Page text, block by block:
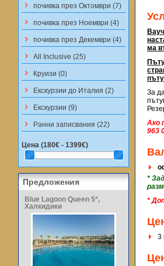
ма
За
Ако
963
*
*
3
keyboard_arrow_right почивка през Октомври (7)
keyboard_arrow_right почивка през Ноември (4)
keyboard_arrow_right почивка през Декември (4)
keyboard_arrow_right All Inclusive (25)
keyboard_arrow_right Круизи (0)
keyboard_arrow_right Екскурзии до Италия (2)
keyboard_arrow_right Екскурзии (9)
keyboard_arrow_right Ранни записвания (22)
Цена (180€ - 1399€)
Предложения
Blue Lagoon Queen 5*,
Халкидики